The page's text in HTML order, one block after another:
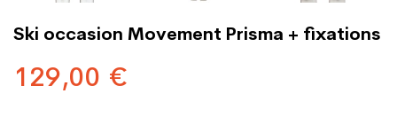
Ski occasion Movement Prisma + fixations
129,00 €